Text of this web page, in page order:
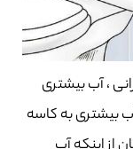
، آب بیشتری
بیشتری به کاسه